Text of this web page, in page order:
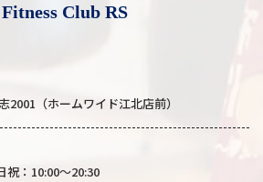
Fitness Club RS
（ホームワイド江北店前）
：10:00～20:30